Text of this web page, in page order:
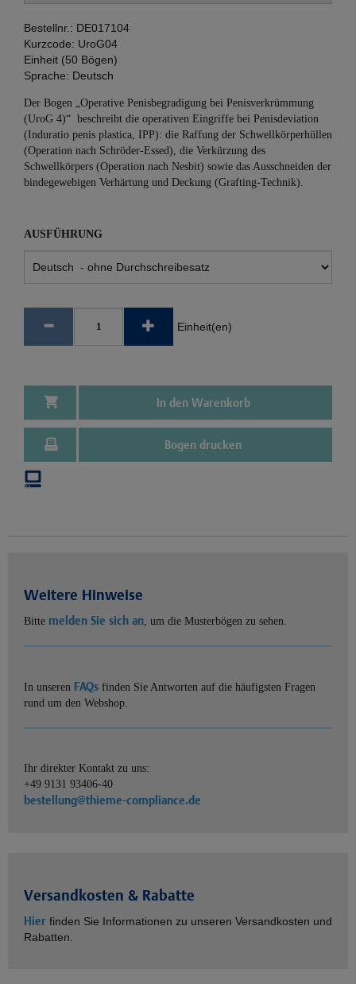
Bestellnr.: DE017104
Kurzcode: UroG04
Einheit (50 Bögen)
Sprache: Deutsch
Der Bogen „Operative Penisbegradigung bei Penisverkrümmung
(UroG 4)“ beschreibt die operativen Eingriffe bei Penisdeviation
(Induratio penis plastica, IPP): die Raffung der Schwellkörperhüllen
(Operation nach Schröder-Essed), die Verkürzung des
Schwellkörpers (Operation nach Nesbit) sowie das Ausschneiden der
bindegewebigen Verhärtung und Deckung (Grafting-Technik).
AUSFÜHRUNG
Einheit(en)
In den Warenkorb
Bogen drucken
Weitere Hinweise
Bitte melden Sie sich an, um die Musterbögen zu sehen.
In unseren FAQs finden Sie Antworten auf die häufigsten Fragen
rund um den Webshop.
Ihr direkter Kontakt zu uns:
+49 9131 93406-40
bestellung@thieme-compliance.de
Versandkosten & Rabatte
Hier finden Sie Informationen zu unseren Versandkosten und
Rabatten.